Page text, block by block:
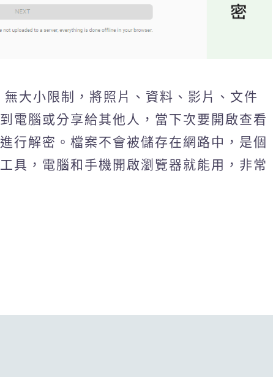
大小限制，將照片、資料、影片、文件
電腦或分享給其他人，當下次要開啟查看
行解密。檔案不會被儲存在網路中，是個
具，電腦和手機開啟瀏覽器就能用，非常